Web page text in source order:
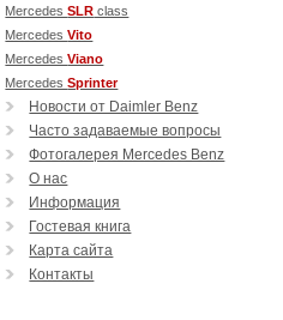
MercedesSLR class
MercedesVito
MercedesViano
MercedesSprinter
Новости от Daimler Benz
Часто задаваемые вопросы
Фотогалерея Mercedes Benz
О нас
Информация
Гостевая книга
Карта сайта
Контакты